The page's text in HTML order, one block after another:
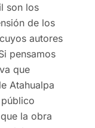
son los
de los
autores
pensamos
que
Atahualpa
la obra